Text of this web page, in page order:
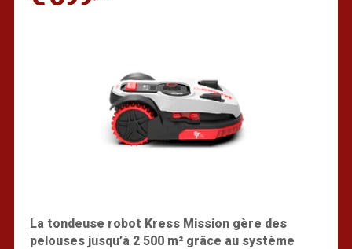
La tondeuse robot Kress Mission gère des
pelouses jusqu’à 2 500 m² grâce au système